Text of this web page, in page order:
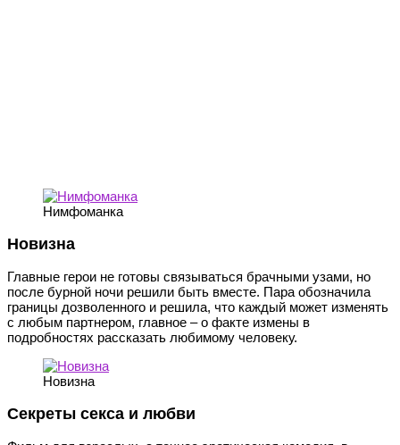
Нимфоманка
Новизна
Главные герои не готовы связываться брачными узами, но
после бурной ночи решили быть вместе. Пара обозначила
границы дозволенного и решила, что каждый может изменять
с любым партнером, главное – о факте измены в
подробностях рассказать любимому человеку.
Новизна
Секреты секса и любви